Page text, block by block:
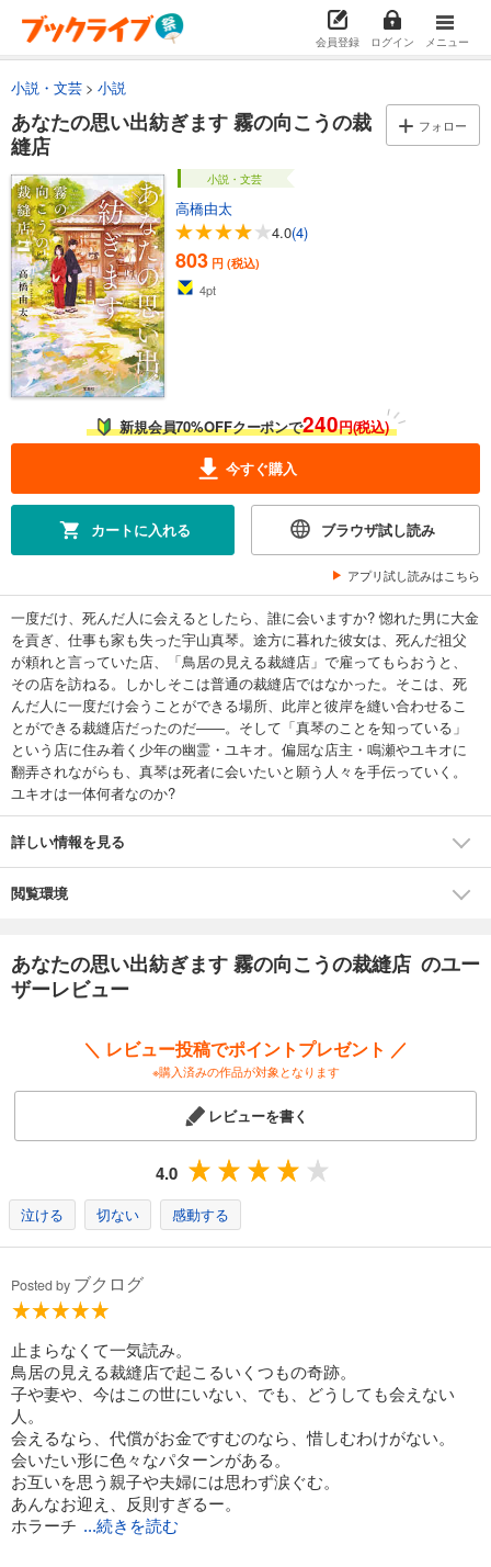
会員登録 ログイン メニュー
小説・文芸 小説
あなたの思い出紡ぎます 霧の向こうの裁
縫店
フォロー
小説・文芸
高橋由太
4.0(4)
803 円 (税込)
4pt
新規会員70%OFFクーポンで240円(税込)
今すぐ購入
カートに入れる ブラウザ試し読み
アプリ試し読みはこちら
一度だけ、死んだ人に会えるとしたら、誰に会いますか? 惚れた男に大金
を貢ぎ、仕事も家も失った宇山真琴。途方に暮れた彼女は、死んだ祖父
が頼れと言っていた店、「鳥居の見える裁縫店」で雇ってもらおうと、
その店を訪ねる。しかしそこは普通の裁縫店ではなかった。そこは、死
んだ人に一度だけ会うことができる場所、此岸と彼岸を縫い合わせるこ
とができる裁縫店だったのだ――。そして「真琴のことを知っている」
という店に住み着く少年の幽霊・ユキオ。偏屈な店主・鳴瀬やユキオに
翻弄されながらも、真琴は死者に会いたいと願う人々を手伝っていく。
ユキオは一体何者なのか?
詳しい情報を見る
閲覧環境
あなたの思い出紡ぎます 霧の向こうの裁縫店 のユー
ザーレビュー
＼ レビュー投稿でポイントプレゼント ／
※購入済みの作品が対象となります
レビューを書く
4.0
泣ける 切ない 感動する
Posted by ブクログ
止まらなくて一気読み。
鳥居の見える裁縫店で起こるいくつもの奇跡。
子や妻や、今はこの世にいない、でも、どうしても会えない
人。
会えるなら、代償がお金ですむのなら、惜しむわけがない。
会いたい形に色々なパターンがある。
お互いを思う親子や夫婦には思わず涙ぐむ。
あんなお迎え、反則すぎるー。
ホラーチ ...続きを読む